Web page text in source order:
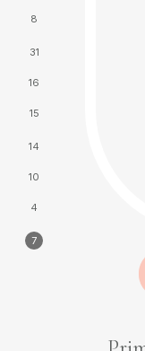
8
31
16
15
14
10
4
7